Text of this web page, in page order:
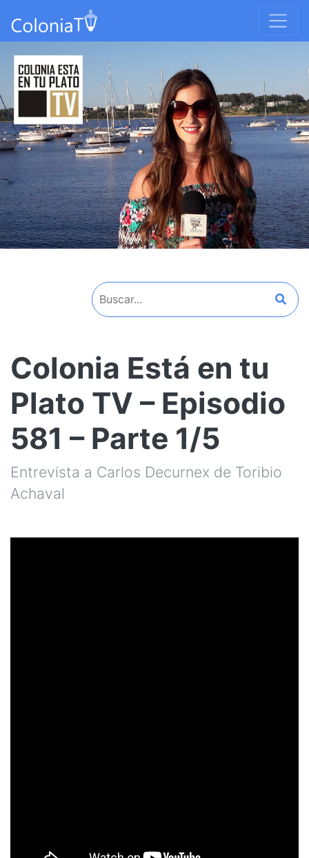
Colonia Está en tu
Plato TV – Episodio
581 – Parte 1/5
Entrevista a Carlos Decurnex de Toribio
Achaval